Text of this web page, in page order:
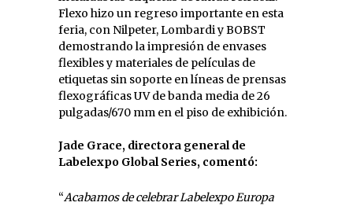
Flexo hizo un regreso importante en esta
feria, con Nilpeter, Lombardi y BOBST
demostrando la impresión de envases
flexibles y materiales de películas de
etiquetas sin soporte en líneas de prensas
flexográficas UV de banda media de 26
pulgadas/670 mm en el piso de exhibición.
Jade Grace, directora general de
Labelexpo Global Series, comentó:
“Acabamos de celebrar Labelexpo Europa